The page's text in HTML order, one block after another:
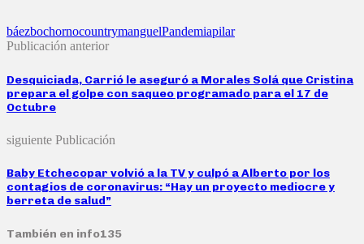
báezbochornocountrymanguelPandemiapilar
Publicación anterior
Desquiciada, Carrió le aseguró a Morales Solá que Cristina
prepara el golpe con saqueo programado para el 17 de
Octubre
siguiente Publicación
Baby Etchecopar volvió a la TV y culpó a Alberto por los
contagios de coronavirus: “Hay un proyecto mediocre y
berreta de salud”
También en info135